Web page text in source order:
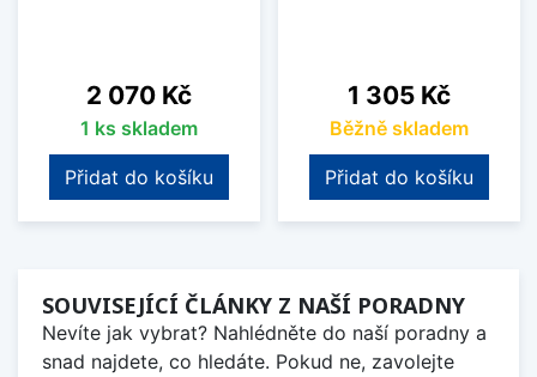
Cena
2 070 Kč
1 ks skladem
Přidat do košíku
Cena
1 305 Kč
Běžně skladem
Přidat do košíku
SOUVISEJÍCÍ ČLÁNKY Z NAŠÍ PORADNY
Nevíte jak vybrat? Nahlédněte do naší poradny a
snad najdete, co hledáte. Pokud ne, zavolejte